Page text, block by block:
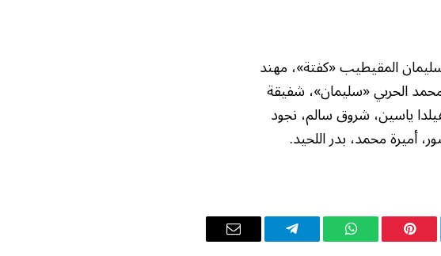
المقيطيب «كفتة»، مهند
الحربي «سليمان»، شفيقة
ياسين، شروق سالم، نجود
أميرة محمد، بدر اللحيد.
بينتيريستواتساب تيلقرام
البريد